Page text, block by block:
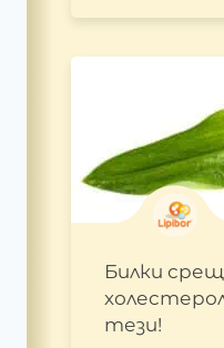
Билки
тези!